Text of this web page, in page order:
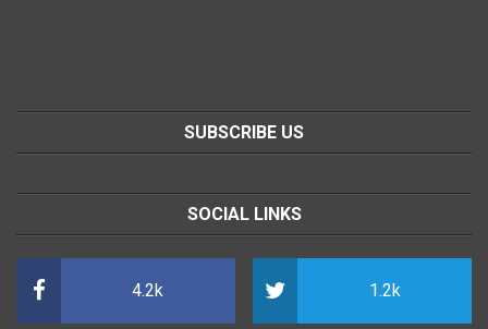
SUBSCRIBE US
SOCIAL LINKS
4.2k 1.2k